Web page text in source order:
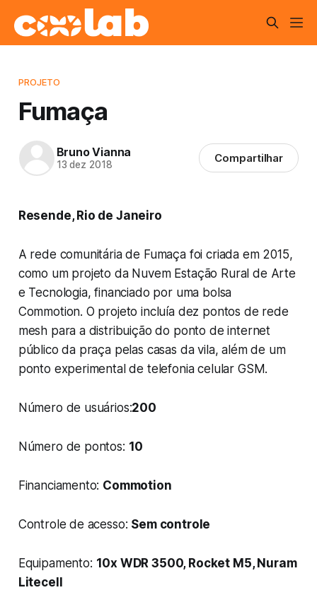
PROJETO
Fumaça
Bruno Vianna
13 dez 2018 Compartilhar
Resende, Rio de Janeiro
A rede comunitária de Fumaça foi criada em 2015,
como um projeto da Nuvem Estação Rural de Arte
e Tecnologia, financiado por uma bolsa
Commotion. O projeto incluía dez pontos de rede
mesh para a distribuição do ponto de internet
público da praça pelas casas da vila, além de um
ponto experimental de telefonia celular GSM.
Número de usuários:200
Número de pontos: 10
Financiamento: Commotion
Controle de acesso: Sem controle
Equipamento: 10x WDR 3500, Rocket M5, Nuram
Litecell